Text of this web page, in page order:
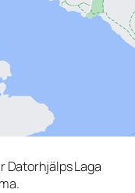
Datorhjälps Laga